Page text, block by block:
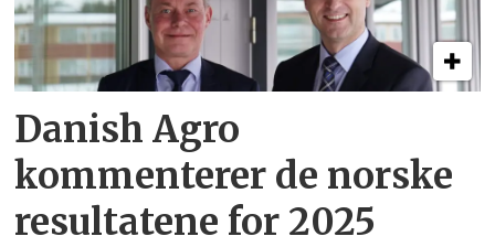
Danish Agro
kommenterer de norske
resultatene for 2025